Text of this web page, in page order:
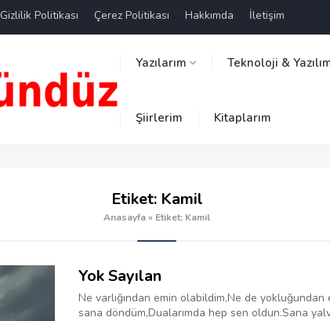
Gizlilik Politikası Çerez Politikası Hakkımda İletişim
Yazılarım Teknoloji &
Şiirlerim Kitaplarım
Etiket: Kamil
Anasayfa» Etiket: Kamil
Yok Sayılan
Ne varlığından emin olabildim,‎Ne de yokluğundan
sana döndüm,‎Dualarımda hep sen oldun.‎‎Sana